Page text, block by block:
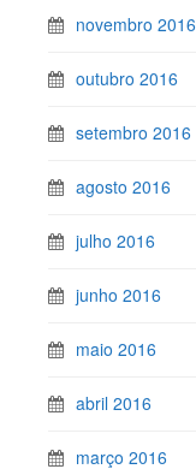
novembro 2016
outubro 2016
setembro 2016
agosto 2016
julho 2016
junho 2016
maio 2016
abril 2016
março 2016